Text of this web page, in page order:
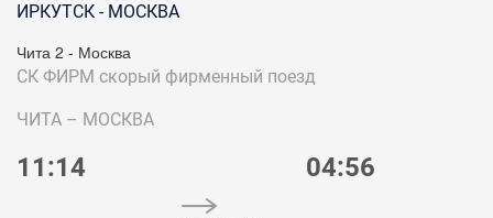
ИРКУТСК - МОСКВА
Чита 2 - Москва
СК ФИРМ скорый фирменный поезд
ЧИТА – МОСКВА
11:14 04:56